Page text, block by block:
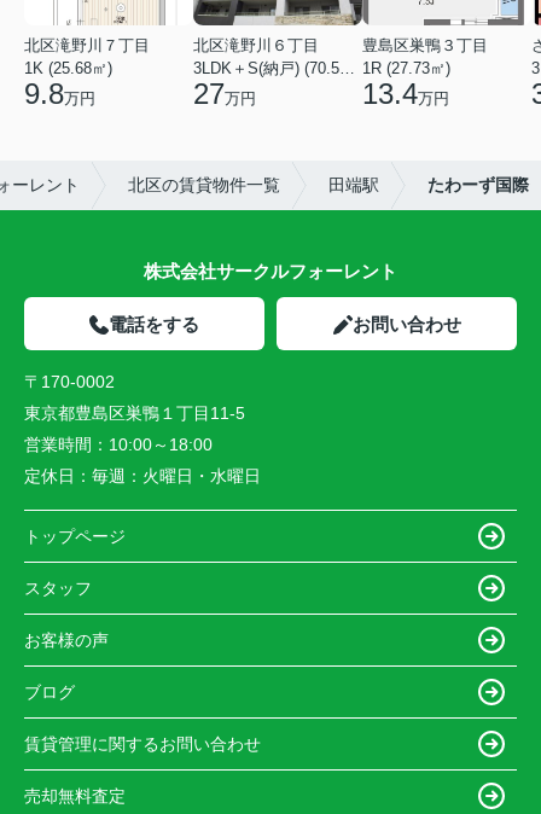
北区滝野川７丁目
1K (25.68㎡)
9.8万円
北区滝野川６丁目
3LDK＋S(納戸) (70.56㎡)
27万円
豊島区巣鴨３丁目
1R (27.73㎡)
13.4万円
ーレント 北区の賃貸物件一覧 田端駅 たわーず国際
株式会社サークルフォーレント
電話をする お問い合わせ
〒170-0002
東京都豊島区巣鴨１丁目11-5
営業時間： 10:00～18:00
定休日： 毎週：火曜日・水曜日
トップページ
スタッフ
お客様の声
ブログ
賃貸管理に関するお問い合わせ
売却無料査定